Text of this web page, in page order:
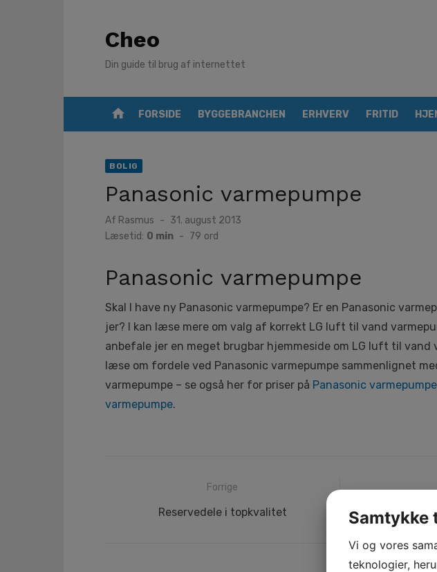
Cheo
Din guide til brug af internettet
home FORSIDE BYGGEBRANCHEN ERHVERV FRITID
BOLIG
Panasonic varmepumpe
Af Rasmus
Posted
on
31. august 2013
Læsetid: 0 min - 79 ord
Panasonic varmepumpe
Skal I have ny Panasonic varmepumpe? Er en Panasonic
jer? I kan læse mere om valg af korrekt LG luft til vand
anbefale jer en meget brugbar hjemmeside om LG luft til vand
læse om fordele ved Panasonic varmepumpe sammenlignet
varmepumpe – se også her for priser på Panasonic varmepumpe
varmepumpe.
Indlægsnavigation
Forrige
Forrige
Reservedele i topkvalitet Samtykke
Vi og vores
teknologier,